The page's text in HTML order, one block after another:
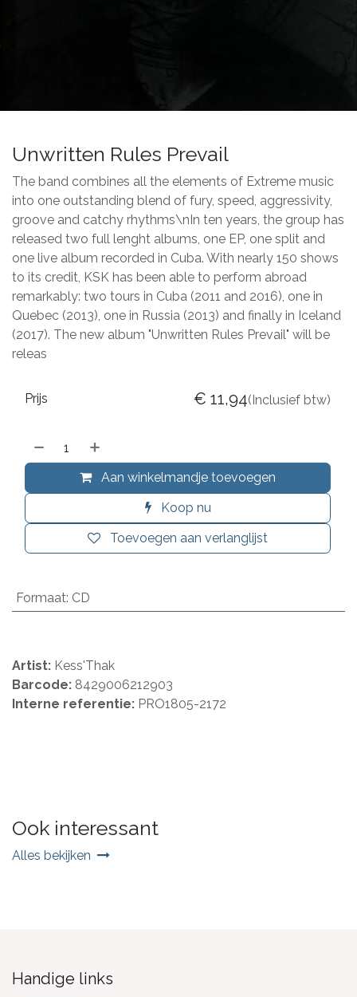
Unwritten Rules Prevail
The band combines all the elements of Extreme music
into one outstanding blend of fury, speed, aggressivity,
groove and catchy rhythms\nIn ten years, the group has
released two full lenght albums, one EP, one split and
one live album recorded in Cuba. With nearly 150 shows
to its credit, KSK has been able to perform abroad
remarkably: two tours in Cuba (2011 and 2016), one in
Quebec (2013), one in Russia (2013) and finally in Iceland
(2017). The new album "Unwritten Rules Prevail" will be
releas
Aan winkelmandje toevoegen
Koop nu
Toevoegen aan verlanglijst
Prijs € 11,94(Inclusief btw)
Formaat: CD
Artist: Kess'Thak
Barcode: 8429006212903
Interne referentie: PRO1805-2172
Ook interessant
Alles bekijken
Handige links